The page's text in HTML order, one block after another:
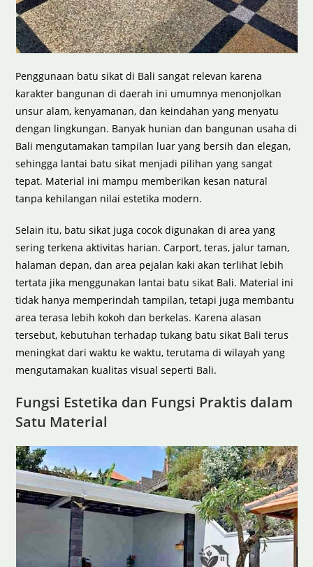
Penggunaan batu sikat di Bali sangat relevan karena
karakter bangunan di daerah ini umumnya menonjolkan
unsur alam, kenyamanan, dan keindahan yang menyatu
dengan lingkungan. Banyak hunian dan bangunan usaha di
Bali mengutamakan tampilan luar yang bersih dan elegan,
sehingga lantai batu sikat menjadi pilihan yang sangat
tepat. Material ini mampu memberikan kesan natural
tanpa kehilangan nilai estetika modern.
Selain itu, batu sikat juga cocok digunakan di area yang
sering terkena aktivitas harian. Carport, teras, jalur taman,
halaman depan, dan area pejalan kaki akan terlihat lebih
tertata jika menggunakan lantai batu sikat Bali. Material ini
tidak hanya memperindah tampilan, tetapi juga membantu
area terasa lebih kokoh dan berkelas. Karena alasan
tersebut, kebutuhan terhadap tukang batu sikat Bali terus
meningkat dari waktu ke waktu, terutama di wilayah yang
mengutamakan kualitas visual seperti Bali.
Fungsi Estetika dan Fungsi Praktis dalam
Satu Material